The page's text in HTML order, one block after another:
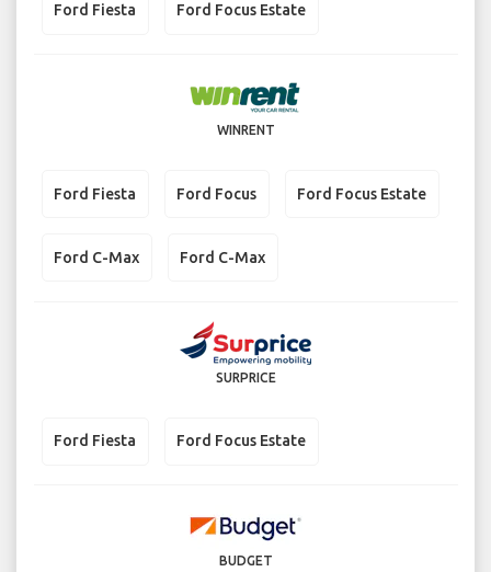
Ford Fiesta Ford Focus Estate
WINRENT
Ford Fiesta Ford Focus Ford Focus Estate
Ford C-Max Ford C-Max
SURPRICE
Ford Fiesta Ford Focus Estate
BUDGET